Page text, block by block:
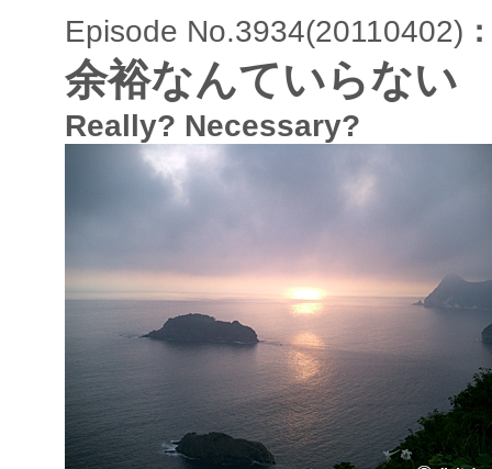
Episode No.3934(20110402)
余裕なんていらない
Really? Necessary?